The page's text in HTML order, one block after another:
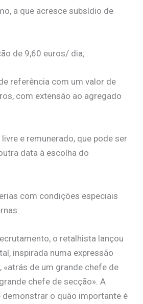
a que acresce subsídio de
de 9,60 euros/ dia;
referência com um valor de
com extensão ao agregado
e remunerado, que pode ser
data à escolha do
com condições especiais
o retalhista lançou
inspirada numa expressão
«atrás de um grande chefe de
chefe de secção». A
demonstrar o quão importante é